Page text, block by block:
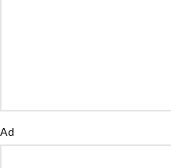
Ad